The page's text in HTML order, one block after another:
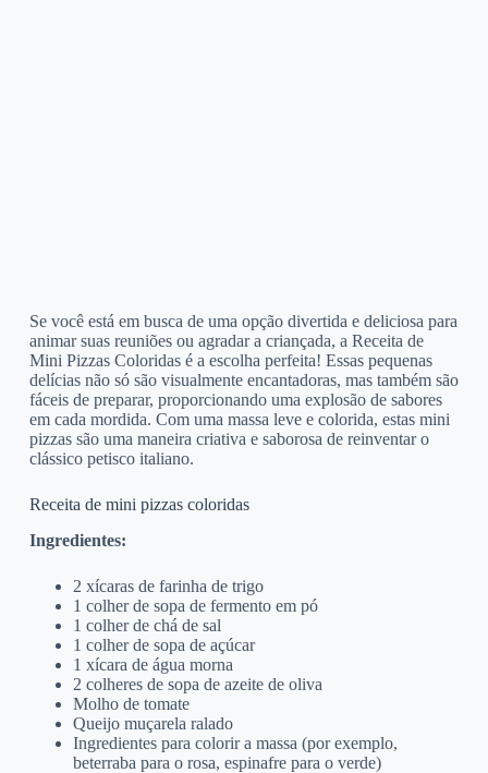
Se você está em busca de uma opção divertida e deliciosa para
animar suas reuniões ou agradar a criançada, a Receita de
Mini Pizzas Coloridas é a escolha perfeita! Essas pequenas
delícias não só são visualmente encantadoras, mas também são
fáceis de preparar, proporcionando uma explosão de sabores
em cada mordida. Com uma massa leve e colorida, estas mini
pizzas são uma maneira criativa e saborosa de reinventar o
clássico petisco italiano.
Receita de mini pizzas coloridas
Ingredientes:
2 xícaras de farinha de trigo
1 colher de sopa de fermento em pó
1 colher de chá de sal
1 colher de sopa de açúcar
1 xícara de água morna
2 colheres de sopa de azeite de oliva
Molho de tomate
Queijo muçarela ralado
Ingredientes para colorir a massa (por exemplo,
beterraba para o rosa, espinafre para o verde)